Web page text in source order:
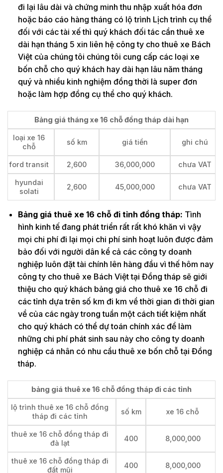
đi lại lâu dài và chứng minh thu nhập xuất hóa đơn
hoặc báo cáo hàng tháng có lộ trình Lịch trình cụ thể
đối với các tài xế thì quý khách đối tác cần thuê xe
dài hạn tháng 5 xin liên hệ công ty cho thuê xe Bách
Việt của chúng tôi chúng tôi cung cấp các loại xe
bốn chỗ cho quý khách hay dài hạn lâu năm tháng
quý và nhiều kinh nghiệm đồng thời là super đơn
hoặc làm hợp đồng cụ thể cho quý khách.
Bảng giá tháng xe 16 chỗ đồng tháp dài hạn
loại xe 16
chỗ
số km giá tiền ghi chú
ford transit 2,600 36,000,000 chưa VAT
hyundai
solati
2,600 45,000,000 chưa VAT
Bảng giá thuê xe 16 chỗ đi tỉnh đồng tháp: Tình
hình kinh tế đang phát triển rất rất khó khăn vì vậy
mọi chi phí đi lại mọi chi phí sinh hoạt luôn được đảm
bảo đối với người dân kể cả các công ty doanh
nghiệp luôn đặt tài chính lên hàng đầu vì thế hôm nay
công ty cho thuê xe Bách Việt tại Đồng tháp sẽ giới
thiệu cho quý khách bảng giá cho thuê xe 16 chỗ đi
các tỉnh dựa trên số km đi km về thời gian đi thời gian
về của các ngày trong tuần một cách tiết kiệm nhất
cho quý khách có thể dự toán chính xác để làm
những chi phí phát sinh sau này cho công ty doanh
nghiệp cá nhân có nhu cầu thuê xe bốn chỗ tại Đồng
tháp.
bảng giá thuê xe 16 chỗ đồng tháp đi các tỉnh
lộ trình thuê xe 16 chỗ đồng
tháp đi các tỉnh
số km xe 16 chỗ
thuê xe 16 chỗ đồng tháp đi
đà lạt
400 8,000,000
thuê xe 16 chỗ đồng tháp đi
đất mũi
400 8,000,000